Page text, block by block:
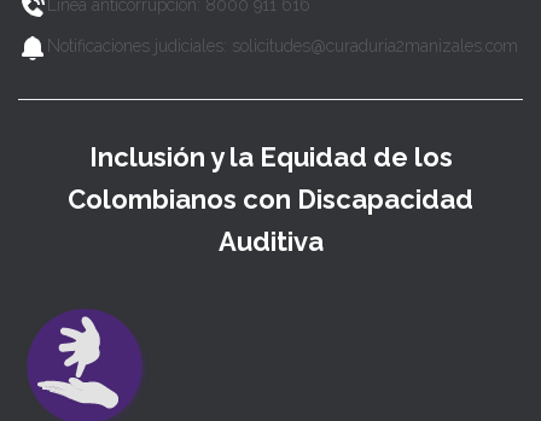
Línea anticorrupción: 8000 911 616
Notificaciones judiciales: solicitudes@curaduria2manizales.com
Inclusión y la Equidad de los
Colombianos con Discapacidad
Auditiva